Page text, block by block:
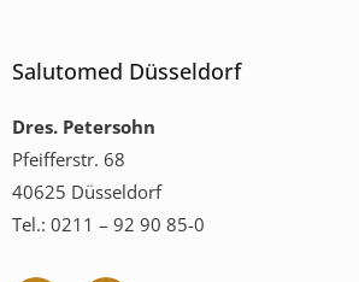
Salutomed Düsseldorf
Dres. Petersohn
Pfeifferstr. 68
40625 Düsseldorf
Tel.: 0211 – 92 90 85-0